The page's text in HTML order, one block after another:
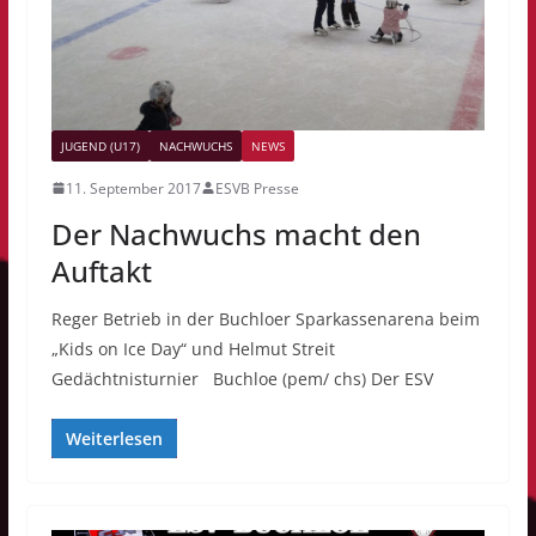
JUGEND (U17) NACHWUCHS NEWS
11. September 2017 ESVB Presse
Der Nachwuchs macht den
Auftakt
Reger Betrieb in der Buchloer Sparkassenarena beim
„Kids on Ice Day“ und Helmut Streit
Gedächtnisturnier Buchloe (pem/ chs) Der ESV
Weiterlesen